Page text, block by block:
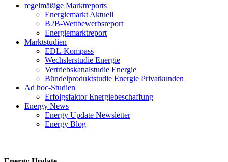
regelmäßige Marktreports
Energiemarkt Aktuell
B2B-Wettbewerbsreport
Energiemarktreport
Marktstudien
EDL-Kompass
Wechslerstudie Energie
Vertriebskanalstudie Energie
Bündelproduktstudie Energie Privatkunden
Ad hoc-Studien
Erfolgsfaktor Energiebeschaffung
Energy News
Energy Update Newsletter
Energy Blog